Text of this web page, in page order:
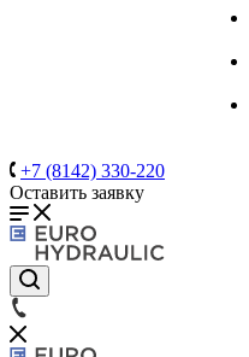
+7 (8142) 330-220
Оставить заявку